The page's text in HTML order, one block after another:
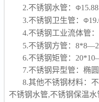
2.不锈钢水管：Φ
3.不锈钢卫生管：Φ
4.不锈钢工业流体管：
5.不锈钢方管：
6.不锈钢矩管：
7.不锈钢异型管：椭
8.其他不锈钢材料：
不锈钢水管,不锈钢保温